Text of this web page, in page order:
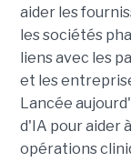
aider les
les sociétés
liens avec les
et les
Lancée
d'IA pour aider
opérations